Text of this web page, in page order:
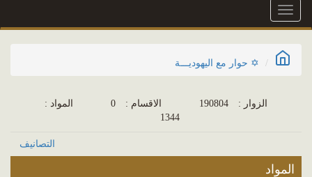
Toggle
navigation
✡ حوار مع اليهوديـــة
الزوار : 190804 الاقسام : 0
المواد :
1344
التصانيف
المواد